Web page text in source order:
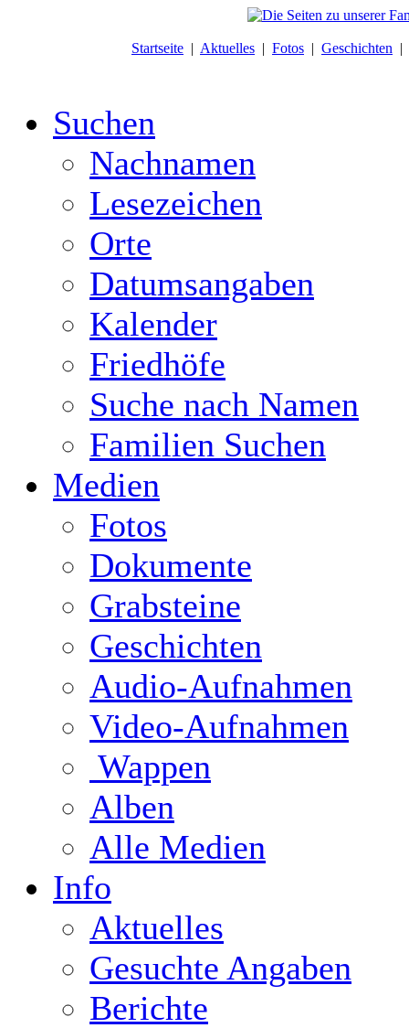
Startseite | Aktuelles | Fotos | Geschichten |
Suchen
Nachnamen
Lesezeichen
Orte
Datumsangaben
Kalender
Friedhöfe
Suche nach Namen
Familien Suchen
Medien
Fotos
Dokumente
Grabsteine
Geschichten
Audio-Aufnahmen
Video-Aufnahmen
Wappen
Alben
Alle Medien
Info
Aktuelles
Gesuchte Angaben
Berichte